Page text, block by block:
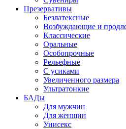
Презервативы
Безлатексные
Возбуждающие и
Классические
Оральные
Особопрочные
Рельефные
С усиками
Увеличенного размера
Ультратонкие
БАДы
Для мужчин
Для женщин
Унисекс